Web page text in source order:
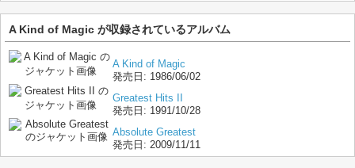
A Kind of Magic が収録されているアルバム
A Kind of Magic
発売日: 1986/06/02
Greatest Hits II
発売日: 1991/10/28
Absolute Greatest
発売日: 2009/11/11